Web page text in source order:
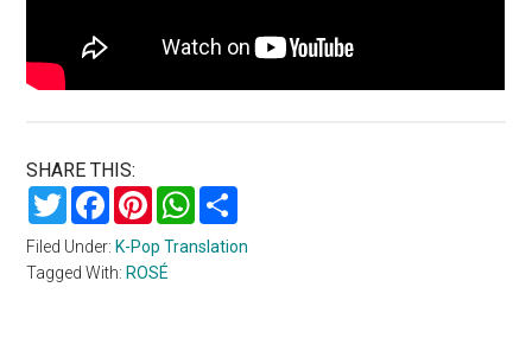
SHARE THIS:
TwitterFacebookPinterestWhatsApp
Filed Under: K-Pop Translation
Tagged With: ROSÉ